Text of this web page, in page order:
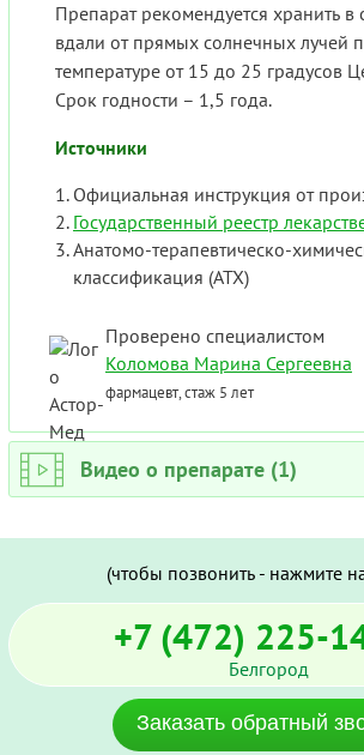
Препарат рекомендуется хранить в
вдали от прямых солнечных лучей
температуре от 15 до 25 градусов
Срок годности – 1,5 года.
Источники
Официальная инструкция от
Государственный реестр
Анатомо-терапевтическо-
классификация (ATX)
Проверено специалистом
Коломова Марина Сергеевна
фармацевт, стаж 5 лет
Видео о препарате (1)
(чтобы позвонить - нажмите
+7 (472) 225-
Белгород
Заказать обратный